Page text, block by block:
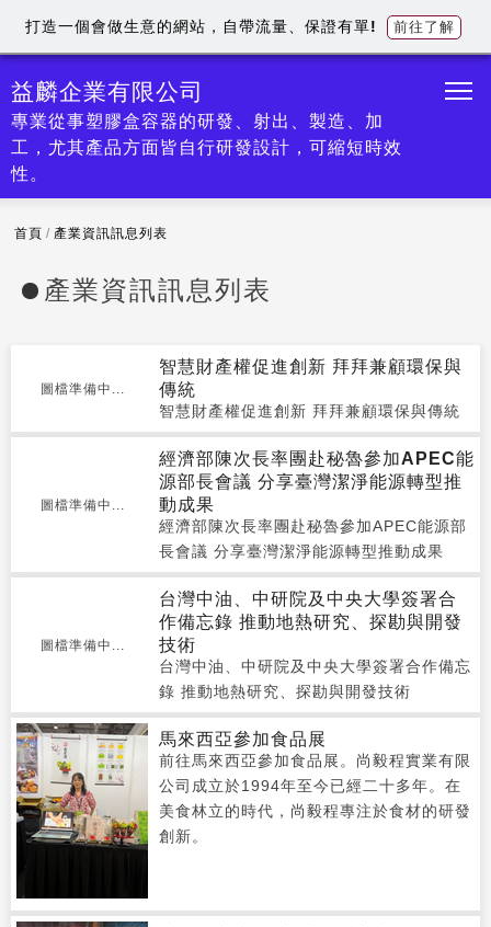
益麟企業有限公司
專業從事塑膠盒容器的研發、射出、製造、加
工，尤其產品方面皆自行研發設計，可縮短時效
性。
首頁 / 產業資訊訊息列表
產業資訊訊息列表
圖檔準備中...
智慧財產權促進創新 拜拜兼顧環保與
傳統
智慧財產權促進創新 拜拜兼顧環保與傳統
圖檔準備中...
經濟部陳次長率團赴秘魯參加APEC能
源部長會議 分享臺灣潔淨能源轉型推
動成果
經濟部陳次長率團赴秘魯參加APEC能源部
長會議 分享臺灣潔淨能源轉型推動成果
圖檔準備中...
台灣中油、中研院及中央大學簽署合
作備忘錄 推動地熱研究、探勘與開發
技術
台灣中油、中研院及中央大學簽署合作備忘
錄 推動地熱研究、探勘與開發技術
馬來西亞參加食品展
前往馬來西亞參加食品展。尚毅程實業有限
公司成立於1994年至今已經二十多年。在
美食林立的時代，尚毅程專注於食材的研發
創新。
打造一個會做生意的網站，自帶流量、保證有單! 前往了解